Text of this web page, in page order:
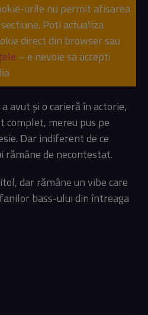
urile nu permit afisarea
Poti actualiza
direct din browser sau
– e nevoie sa accepti
avut și o carieră în actorie,
complet, mereu pus pe
Dar indiferent de ce
rămâne de necontestat.
dar rămâne un vibe care
bass-ului din întreaga